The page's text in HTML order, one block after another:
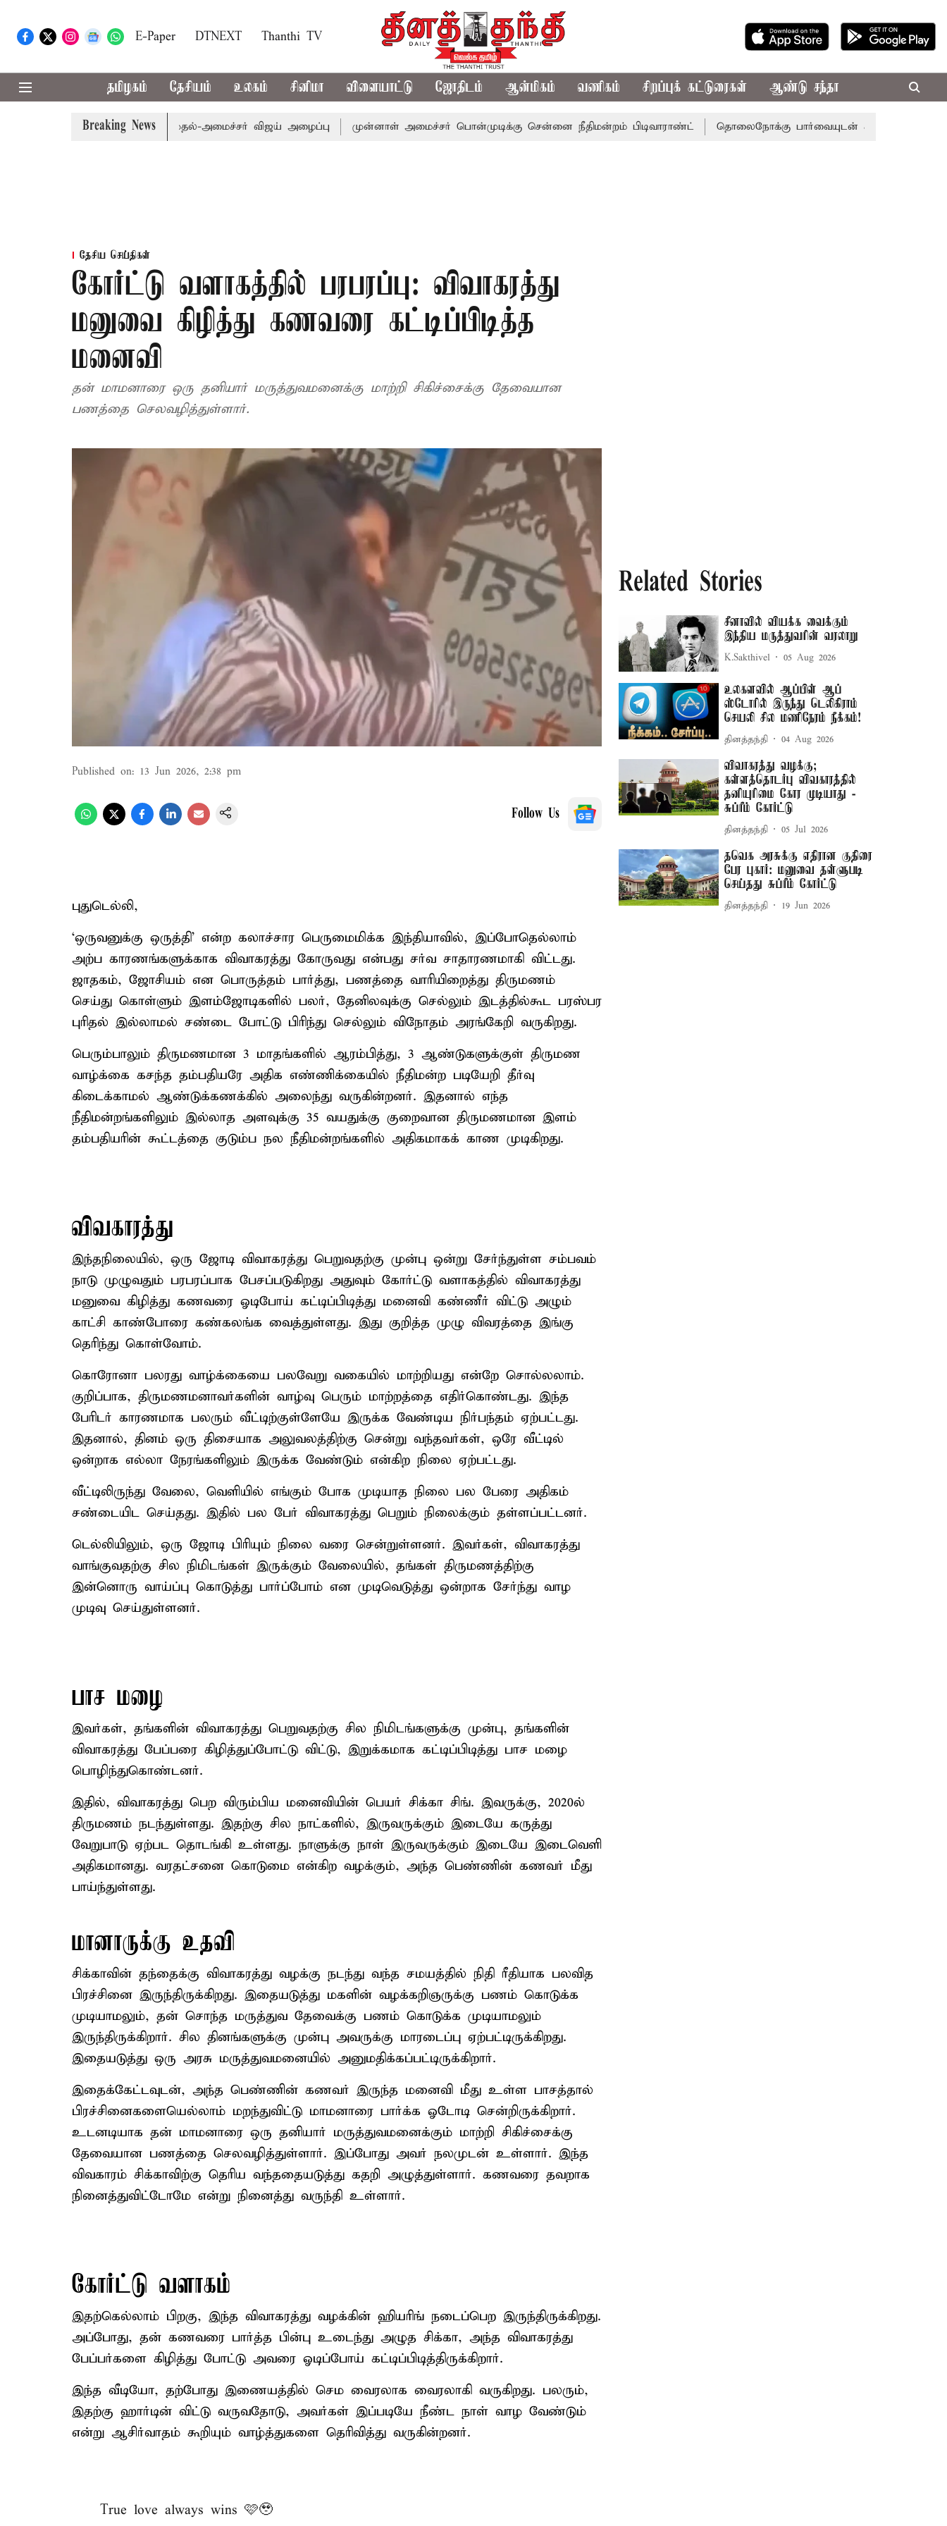
E-Paper DTNEXT Thanthi TV
தமிழகம் தேசியம் உலகம் சினிமா விளையாட்டு ஜோதிடம் ஆன்மிகம் வணிகம் சிறப்புக் கட்டுரைகள் ஆண்டு சந்தா
Breaking News
எம்.பி.க்கள் கூட்டத்துக்கு முதல்-அமைச்சர் விஜய் அழைப்பு முன்னாள் அமைச்சர் பொன்முடிக்கு சென்னை நீதிமன்றம் பிடிவாராண்ட் தொலைநோக்கு பார்வையுடன் கூடிய வேளாண்
தேசிய செய்திகள்
கோர்ட்டு வளாகத்தில் பரபரப்பு: விவாகரத்து
மனுவை கிழித்து கணவரை கட்டிப்பிடித்த
மனைவி
தன் மாமனாரை ஒரு தனியார் மருத்துவமனைக்கு மாற்றி சிகிச்சைக்கு தேவையான
பணத்தை செலவழித்துள்ளார்.
Published on: 13 Jun 2026, 2:38 pm
Follow Us
புதுடெல்லி,
‘ஒருவனுக்கு ஒருத்தி’ என்ற கலாச்சார பெருமைமிக்க இந்தியாவில், இப்போதெல்லாம்
அற்ப காரணங்களுக்காக விவாகரத்து கோருவது என்பது சர்வ சாதாரணமாகி விட்டது.
ஜாதகம், ஜோசியம் என பொருத்தம் பார்த்து, பணத்தை வாரியிறைத்து திருமணம்
செய்து கொள்ளும் இளம்ஜோடிகளில் பலர், தேனிலவுக்கு செல்லும் இடத்தில்கூட பரஸ்பர
புரிதல் இல்லாமல் சண்டை போட்டு பிரிந்து செல்லும் விநோதம் அரங்கேறி வருகிறது.
பெரும்பாலும் திருமணமான 3 மாதங்களில் ஆரம்பித்து, 3 ஆண்டுகளுக்குள் திருமண
வாழ்க்கை கசந்த தம்பதியரே அதிக எண்ணிக்கையில் நீதிமன்ற படியேறி தீர்வு
கிடைக்காமல் ஆண்டுக்கணக்கில் அலைந்து வருகின்றனர். இதனால் எந்த
நீதிமன்றங்களிலும் இல்லாத அளவுக்கு 35 வயதுக்கு குறைவான திருமணமான இளம்
தம்பதியரின் கூட்டத்தை குடும்ப நல நீதிமன்றங்களில் அதிகமாகக் காண முடிகிறது.
விவகாரத்து
இந்தநிலையில், ஒரு ஜோடி விவாகரத்து பெறுவதற்கு முன்பு ஒன்று சேர்ந்துள்ள சம்பவம்
நாடு முழுவதும் பரபரப்பாக பேசப்படுகிறது அதுவும் கோர்ட்டு வளாகத்தில் விவாகரத்து
மனுவை கிழித்து கணவரை ஓடிபோய் கட்டிப்பிடித்து மனைவி கண்ணீர் விட்டு அழும்
காட்சி காண்போரை கண்கலங்க வைத்துள்ளது. இது குறித்த முழு விவரத்தை இங்கு
தெரிந்து கொள்வோம்.
கொரோனா பலரது வாழ்க்கையை பலவேறு வகையில் மாற்றியது என்றே சொல்லலாம்.
குறிப்பாக, திருமணமனாவர்களின் வாழ்வு பெரும் மாற்றத்தை எதிர்கொண்டது. இந்த
பேரிடர் காரணமாக பலரும் வீட்டிற்குள்ளேயே இருக்க வேண்டிய நிர்பந்தம் ஏற்பட்டது.
இதனால், தினம் ஒரு திசையாக அலுவலத்திற்கு சென்று வந்தவர்கள், ஒரே வீட்டில்
ஒன்றாக எல்லா நேரங்களிலும் இருக்க வேண்டும் என்கிற நிலை ஏற்பட்டது.
வீட்டிலிருந்து வேலை, வெளியில் எங்கும் போக முடியாத நிலை பல பேரை அதிகம்
சண்டையிட செய்தது. இதில் பல பேர் விவாகரத்து பெறும் நிலைக்கும் தள்ளப்பட்டனர்.
டெல்லியிலும், ஒரு ஜோடி பிரியும் நிலை வரை சென்றுள்ளனர். இவர்கள், விவாகரத்து
வாங்குவதற்கு சில நிமிடங்கள் இருக்கும் வேலையில், தங்கள் திருமணத்திற்கு
இன்னொரு வாய்ப்பு கொடுத்து பார்ப்போம் என முடிவெடுத்து ஒன்றாக சேர்ந்து வாழ
முடிவு செய்துள்ளனர்.
பாச மழை
இவர்கள், தங்களின் விவாகரத்து பெறுவதற்கு சில நிமிடங்களுக்கு முன்பு, தங்களின்
விவாகரத்து பேப்பரை கிழித்துப்போட்டு விட்டு, இறுக்கமாக கட்டிப்பிடித்து பாச மழை
பொழிந்துகொண்டனர்.
இதில், விவாகரத்து பெற விரும்பிய மனைவியின் பெயர் சிக்கா சிங். இவருக்கு, 2020ல்
திருமணம் நடந்துள்ளது. இதற்கு சில நாட்களில், இருவருக்கும் இடையே கருத்து
வேறுபாடு ஏற்பட தொடங்கி உள்ளது. நாளுக்கு நாள் இருவருக்கும் இடையே இடைவெளி
அதிகமானது. வரதட்சனை கொடுமை என்கிற வழக்கும், அந்த பெண்ணின் கணவர் மீது
பாய்ந்துள்ளது.
மானாருக்கு உதவி
சிக்காவின் தந்தைக்கு விவாகரத்து வழக்கு நடந்து வந்த சமயத்தில் நிதி ரீதியாக பலவித
பிரச்சினை இருந்திருக்கிறது. இதையடுத்து மகளின் வழக்கறிஞருக்கு பணம் கொடுக்க
முடியாமலும், தன் சொந்த மருத்துவ தேவைக்கு பணம் கொடுக்க முடியாமலும்
இருந்திருக்கிறார். சில தினங்களுக்கு முன்பு அவருக்கு மாரடைப்பு ஏற்பட்டிருக்கிறது.
இதையடுத்து ஒரு அரசு மருத்துவமனையில் அனுமதிக்கப்பட்டிருக்கிறார்.
இதைக்கேட்டவுடன், அந்த பெண்ணின் கணவர் இருந்த மனைவி மீது உள்ள பாசத்தால்
பிரச்சினைகளையெல்லாம் மறந்துவிட்டு மாமனாரை பார்க்க ஓடோடி சென்றிருக்கிறார்.
உடனடியாக தன் மாமனாரை ஒரு தனியார் மருத்துவமனைக்கும் மாற்றி சிகிச்சைக்கு
தேவையான பணத்தை செலவழித்துள்ளார். இப்போது அவர் நலமுடன் உள்ளார். இந்த
விவகாரம் சிக்காவிற்கு தெரிய வந்ததையடுத்து கதறி அழுத்துள்ளார். கணவரை தவறாக
நினைத்துவிட்டோமே என்று நினைத்து வருந்தி உள்ளார்.
கோர்ட்டு வளாகம்
இதற்கெல்லாம் பிறகு, இந்த விவாகரத்து வழக்கின் ஹியரிங் நடைப்பெற இருந்திருக்கிறது.
அப்போது, தன் கணவரை பார்த்த பின்பு உடைந்து அழுத சிக்கா, அந்த விவாகரத்து
பேப்பர்களை கிழித்து போட்டு அவரை ஓடிப்போய் கட்டிப்பிடித்திருக்கிறார்.
இந்த வீடியோ, தற்போது இணையத்தில் செம வைரலாக வைரலாகி வருகிறது. பலரும்,
இதற்கு ஹார்டின் விட்டு வருவதோடு, அவர்கள் இப்படியே நீண்ட நாள் வாழ வேண்டும்
என்று ஆசிர்வாதம் கூறியும் வாழ்த்துகளை தெரிவித்து வருகின்றனர்.
True love always wins 🩷🥹
Related Stories
சீனாவில் வியக்க வைக்கும்
இந்திய மருத்துவரின் வரலாறு
K.Sakthivel 05 Aug 2026
உலகளவில் ஆப்பிள் ஆப்
ஸ்டோரில் இருந்து டெலிகிராம்
செயலி சில மணிநேரம் நீக்கம்!
தினத்தந்தி 04 Aug 2026
விவாகரத்து வழக்கு;
கள்ளத்தொடர்பு விவகாரத்தில்
தனியுரிமை கோர முடியாது -
சுப்ரீம் கோர்ட்டு
தினத்தந்தி 05 Jul 2026
தவெக அரசுக்கு எதிரான குதிரை
பேர புகார்: மனுவை தள்ளுபடி
செய்தது சுப்ரீம் கோர்ட்டு
தினத்தந்தி 19 Jun 2026